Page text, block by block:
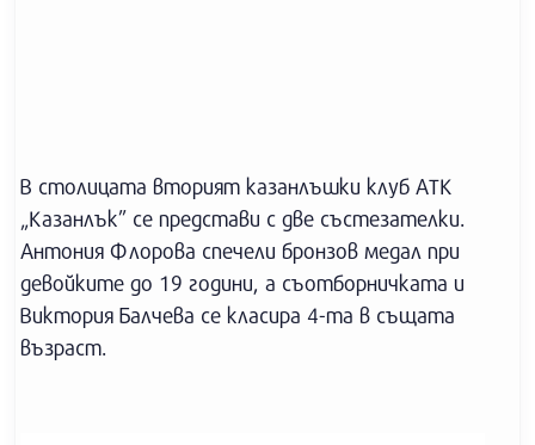
В столицата вторият казанлъшки клуб АТК
„Казанлък” се представи с две състезателки.
Антония Флорова спечели бронзов медал при
девойките до 19 години, а съотборничката и
Виктория Балчева се класира 4-та в същата
възраст.